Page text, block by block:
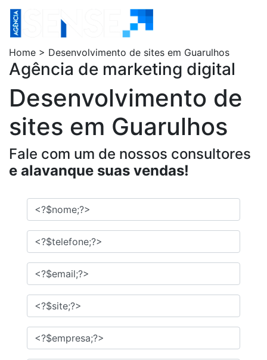
Home > Desenvolvimento de sites em Guarulhos
Agência de marketing digital
Desenvolvimento de
sites em Guarulhos
Fale com um de nossos consultores
e alavanque suas vendas!